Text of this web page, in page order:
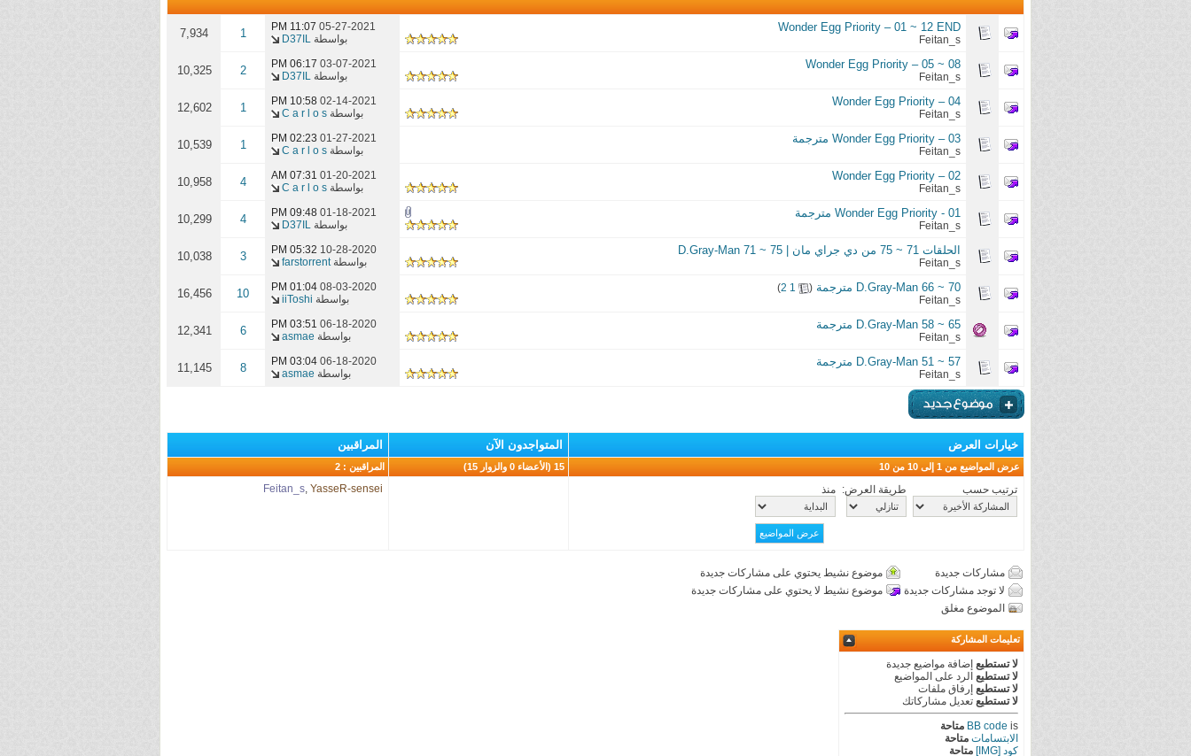
Wonder Egg Priority – 01 ~ 12 END
Feitan_s
05-27-2021
11:07 PM
بواسطة D37IL
1
7,934
Wonder Egg Priority – 05 ~ 08
Feitan_s
03-07-2021
06:17 PM
بواسطة D37IL
2
10,325
Wonder Egg Priority – 04
Feitan_s
02-14-2021
10:58 PM
بواسطة C a r l o s
1
12,602
Wonder Egg Priority – 03 مترجمة
Feitan_s
01-27-2021
02:23 PM
بواسطة C a r l o s
1
10,539
Wonder Egg Priority – 02
Feitan_s
01-20-2021
07:31 AM
بواسطة C a r l o s
4
10,958
Wonder Egg Priority - 01 مترجمة
Feitan_s
01-18-2021
09:48 PM
بواسطة D37IL
4
10,299
الحلقات 71 ~ 75 من دي جراي مان | D.Gray-Man 71 ~ 75
Feitan_s
10-28-2020
05:32 PM
بواسطةfarstorrent
3
10,038
D.Gray-Man 66 ~ 70 مترجمة (
1
2
)
Feitan_s
08-03-2020
01:04 PM
بواسطة iiToshi
10
16,456
D.Gray-Man 58 ~ 65 مترجمة
Feitan_s
06-18-2020
03:51 PM
بواسطة asmae
6
12,341
D.Gray-Man 51 ~ 57 مترجمة
Feitan_s
06-18-2020
03:04 PM
بواسطة asmae
8
11,145
خيارات العرض المتواجدون الآن المراقبين
عرض المواضيع من 1 إلى 10 من 10 15 (الأعضاء 0 والزوار 15) المراقبين : 2
ترتيب حسب طريقة العرض: منذ Feitan_s, YasseR-sensei
مشاركات جديدة
موضوع نشيط يحتوي على مشاركات جديدة
لا توجد مشاركات جديدة
موضوع نشيط لا يحتوي على مشاركات جديدة
الموضوع مغلق
تعليمات المشاركة
لا تستطيع إضافة مواضيع جديدة
لا تستطيع الرد على المواضيع
لا تستطيع إرفاق ملفات
لا تستطيع تعديل مشاركاتك
BB code is
متاحة
الابتسامات متاحة
كود [IMG]
متاحة